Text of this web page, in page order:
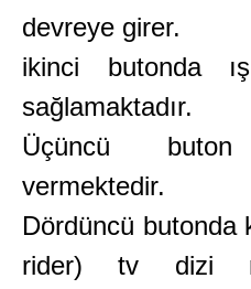
devreye girer.
ikinci butonda
sağlamaktadır.
Üçüncü
vermektedir.
Dördüncü butonda
rider) tv dizi